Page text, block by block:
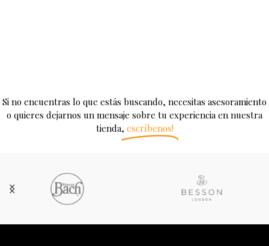
Si no encuentras lo que estás buscando, necesitas asesoramiento
o quieres dejarnos un mensaje sobre tu experiencia en nuestra
tienda, escríbenos!